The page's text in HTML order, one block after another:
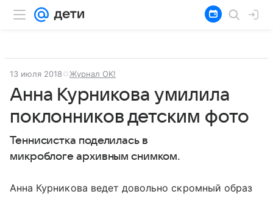
13 июля 2018 Журнал OK!
Анна Курникова умилила
поклонников детским фото
Теннисистка поделилась в
микроблоге архивным снимком.
Анна Курникова ведет довольно скромный образ